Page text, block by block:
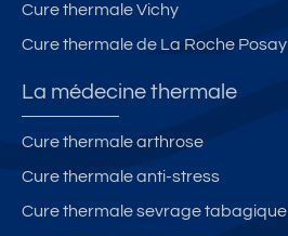
Cure thermale Vichy
Cure thermale de La Roche Posay
La médecine thermale
Cure thermale arthrose
Cure thermale anti-stress
Cure thermale sevrage tabagique